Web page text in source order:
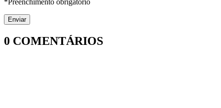
*Preenchimento obrigatório
0 COMENTÁRIOS